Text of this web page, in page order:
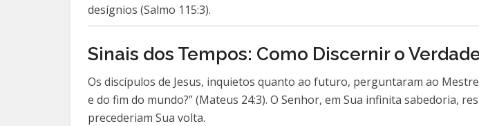
desígnios (Salmo 115:3).
Sinais dos Tempos: Como Discernir o
Os discípulos de Jesus, inquietos quanto ao futuro, perguntaram ao
e do fim do mundo?” (Mateus 24:3). O Senhor, em Sua infinita sabedoria,
precederiam Sua volta.